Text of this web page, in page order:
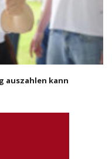
auszahlen kann